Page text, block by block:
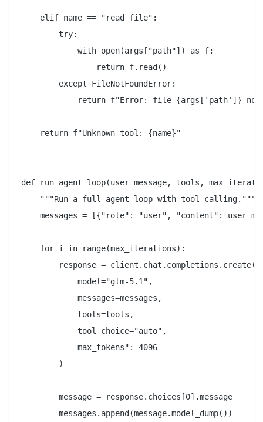
    elif name == "read_file":
        try:
            with open(args["path"]) as f:
                return f.read()
        except FileNotFoundError:
return f"Error: file {args['path']} not
    return f"Unknown tool: {name}"
def run_agent_loop(user_message, tools,
    """Run a full agent loop with tool calling."""
messages = [{"role": "user", "content":
    for i in range(max_iterations):
        response = client.chat.completions.create(
            model="glm-5.1",
            messages=messages,
            tools=tools,
            tool_choice="auto",
            max_tokens": 4096
        )
        message = response.choices[0].message
        messages.append(message.model_dump())